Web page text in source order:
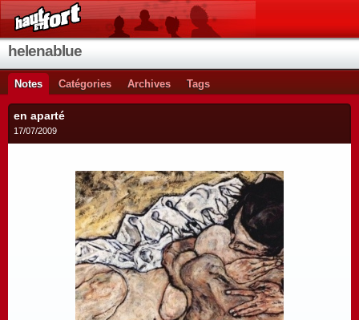
helenablue
Notes Catégories Archives Tags
en aparté
17/07/2009